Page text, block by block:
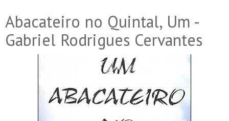
Abacateiro no Quintal, Um -
Gabriel Rodrigues Cervantes